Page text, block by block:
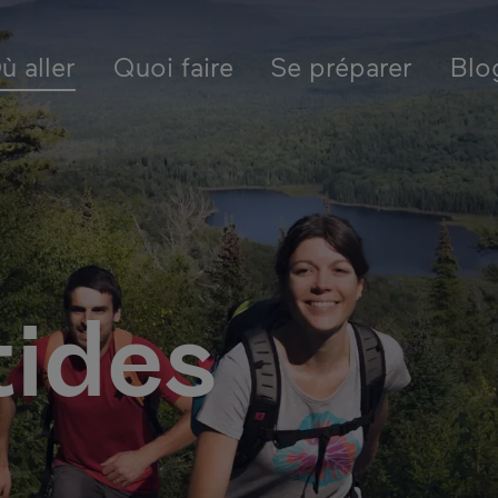
- Fr - Canada
aller Quoi faire Se préparer
Laurentides